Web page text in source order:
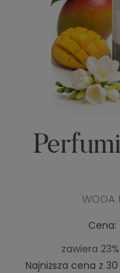
WODA
Cena:
zawiera
Najniższa cena z